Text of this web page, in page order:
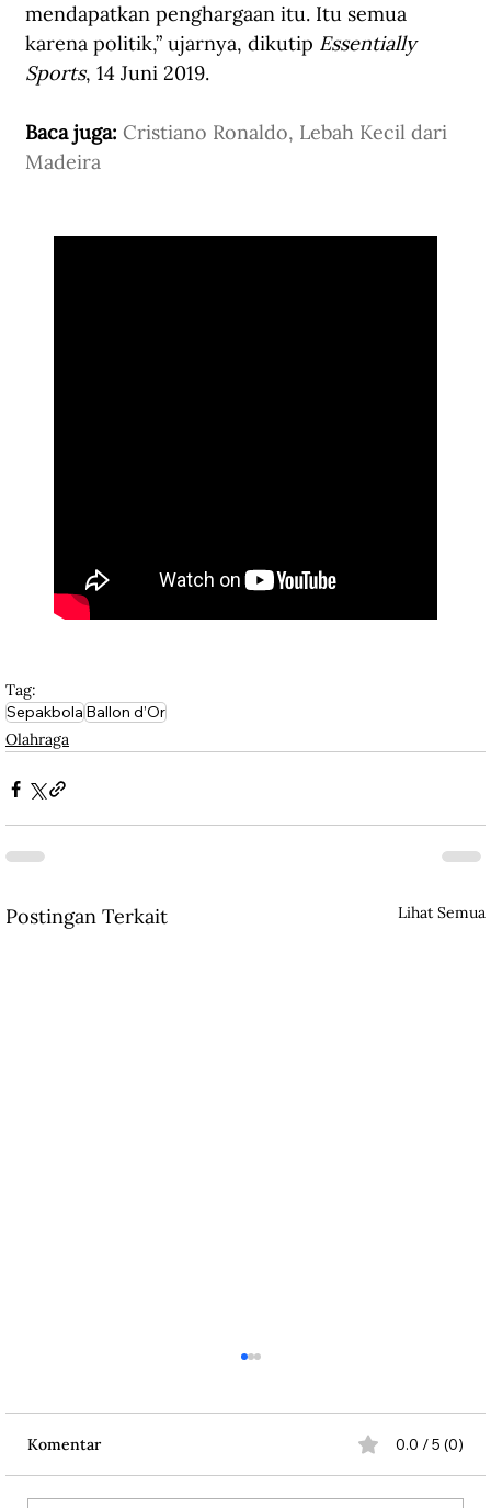
mendapatkan penghargaan itu. Itu semua
karena politik,” ujarnya, dikutip Essentially
Sports, 14 Juni 2019.
Baca juga: Cristiano Ronaldo, Lebah Kecil dari
Madeira
Tag:
Sepakbola Ballon d’Or
Olahraga
Postingan Terkait Lihat Semua
Komentar 0.0 / 5 (0)